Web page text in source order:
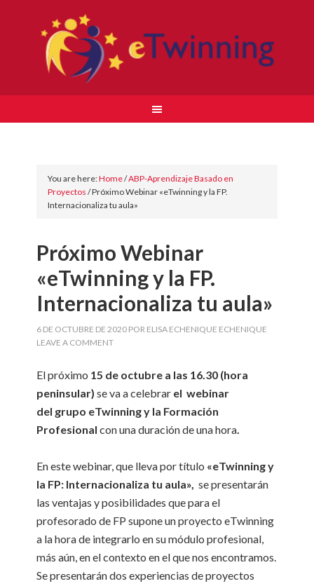
You are here:Home/ABP-Aprendizaje Basado en
Proyectos /Próximo Webinar «eTwinning y la FP.
Internacionaliza tu aula»
Próximo Webinar
«eTwinning y la FP.
Internacionaliza tu aula»
6 DE OCTUBRE DE 2020 POR ELISA ECHENIQUE ECHENIQUE
LEAVE A COMMENT
El próximo 15 de octubre a las 16.30 (hora
peninsular) se va a celebrar el webinar
del grupo eTwinning y la Formación
Profesionalcon una duración de una hora.
En este webinar, que lleva por título «eTwinning y
la FP: Internacionaliza tu aula», se presentarán
las ventajas y posibilidades que para el
profesorado de FP supone un proyecto eTwinning
a la hora de integrarlo en su módulo profesional,
más aún, en el contexto en el que nos encontramos.
Se presentarán dos experiencias de proyectos